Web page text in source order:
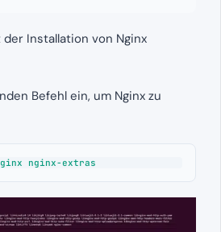
Installation von Nginx
Befehl ein, um Nginx zu
nginx-extras